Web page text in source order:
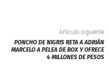
Artículo siguiente
PONCHO DE NIGRIS RETA A ADRIÁN
MARCELO A PELEA DE BOX Y OFRECE
4 MILLONES DE PESOS